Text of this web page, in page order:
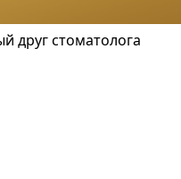
друг стоматолога